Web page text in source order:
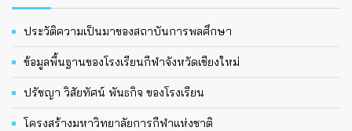
ประวัติความเป็นมาของสถาบันการพลศึกษา
ข้อมูลพื้นฐานของโรงเรียนกีฬาจังหวัดเชียงใหม่
ปรัชญา วิสัยทัศน์ พันธกิจ ของโรงเรียน
โครงสร้างมหาวิทยาลัยการกีฬาแห่งชาติ